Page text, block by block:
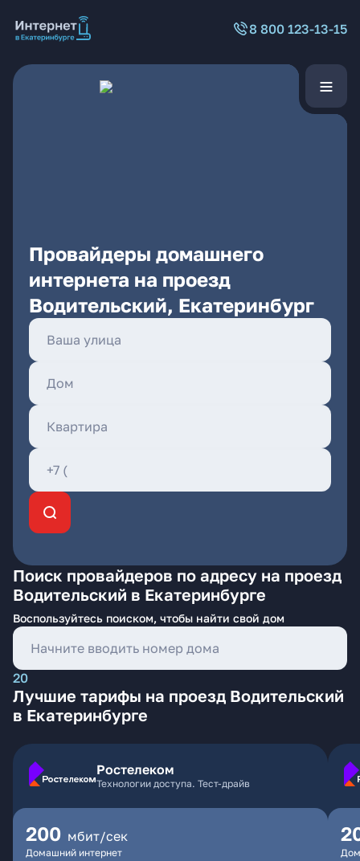
8 800 123-13-15
Провайдеры домашнего
интернета на проезд
Водительский, Екатеринбург
Поиск провайдеров по адресу на проезд
Водительский в Екатеринбурге
Воспользуйтесь поиском, чтобы найти свой дом
20
Лучшие тарифы на проезд Водительский
в Екатеринбурге
Ростелеком
Технологии доступа. Тест-драйв
200 мбит/сек
Домашний интернет